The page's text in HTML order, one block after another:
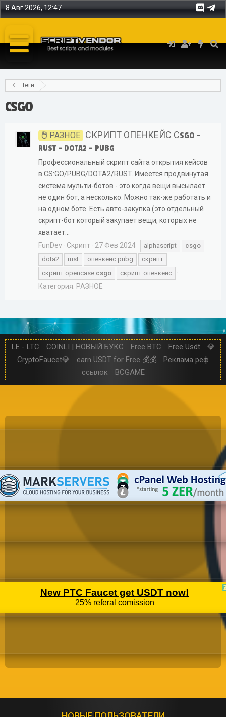
8 Авг 2026, 12:47
Теги
CSGO
РАЗНОЕ
СКРИПТ ОПЕНКЕЙС СSGO -
RUST - DOTA2 - PUBG
Профессиональный скрипт сайта открытия кейсов
в CS:GO/PUBG/DOTA2/RUST. Имеется продвинутая
система мульти-ботов - это когда вещи высылает
не один бот, а несколько. Можно так-же работать и
на одном боте. Есть авто-закупка (это отдельный
скрипт-бот который закупает вещи, которых не
хватает...
FunDev
Скрипт 27 Фев 2024 alphascript
csgo
dota2
rust опенкейс pubg
скрипт
скрипт opencase csgo скрипт опенкейс
Категория: РАЗНОЕ
LE - LTC COINLI | НОВЫЙ БУКС Free BTC Free Usdt
💎
CryptoFaucet💎
earn USDT for Free 💰💰
Реклама реф
ссылок
BCGAME